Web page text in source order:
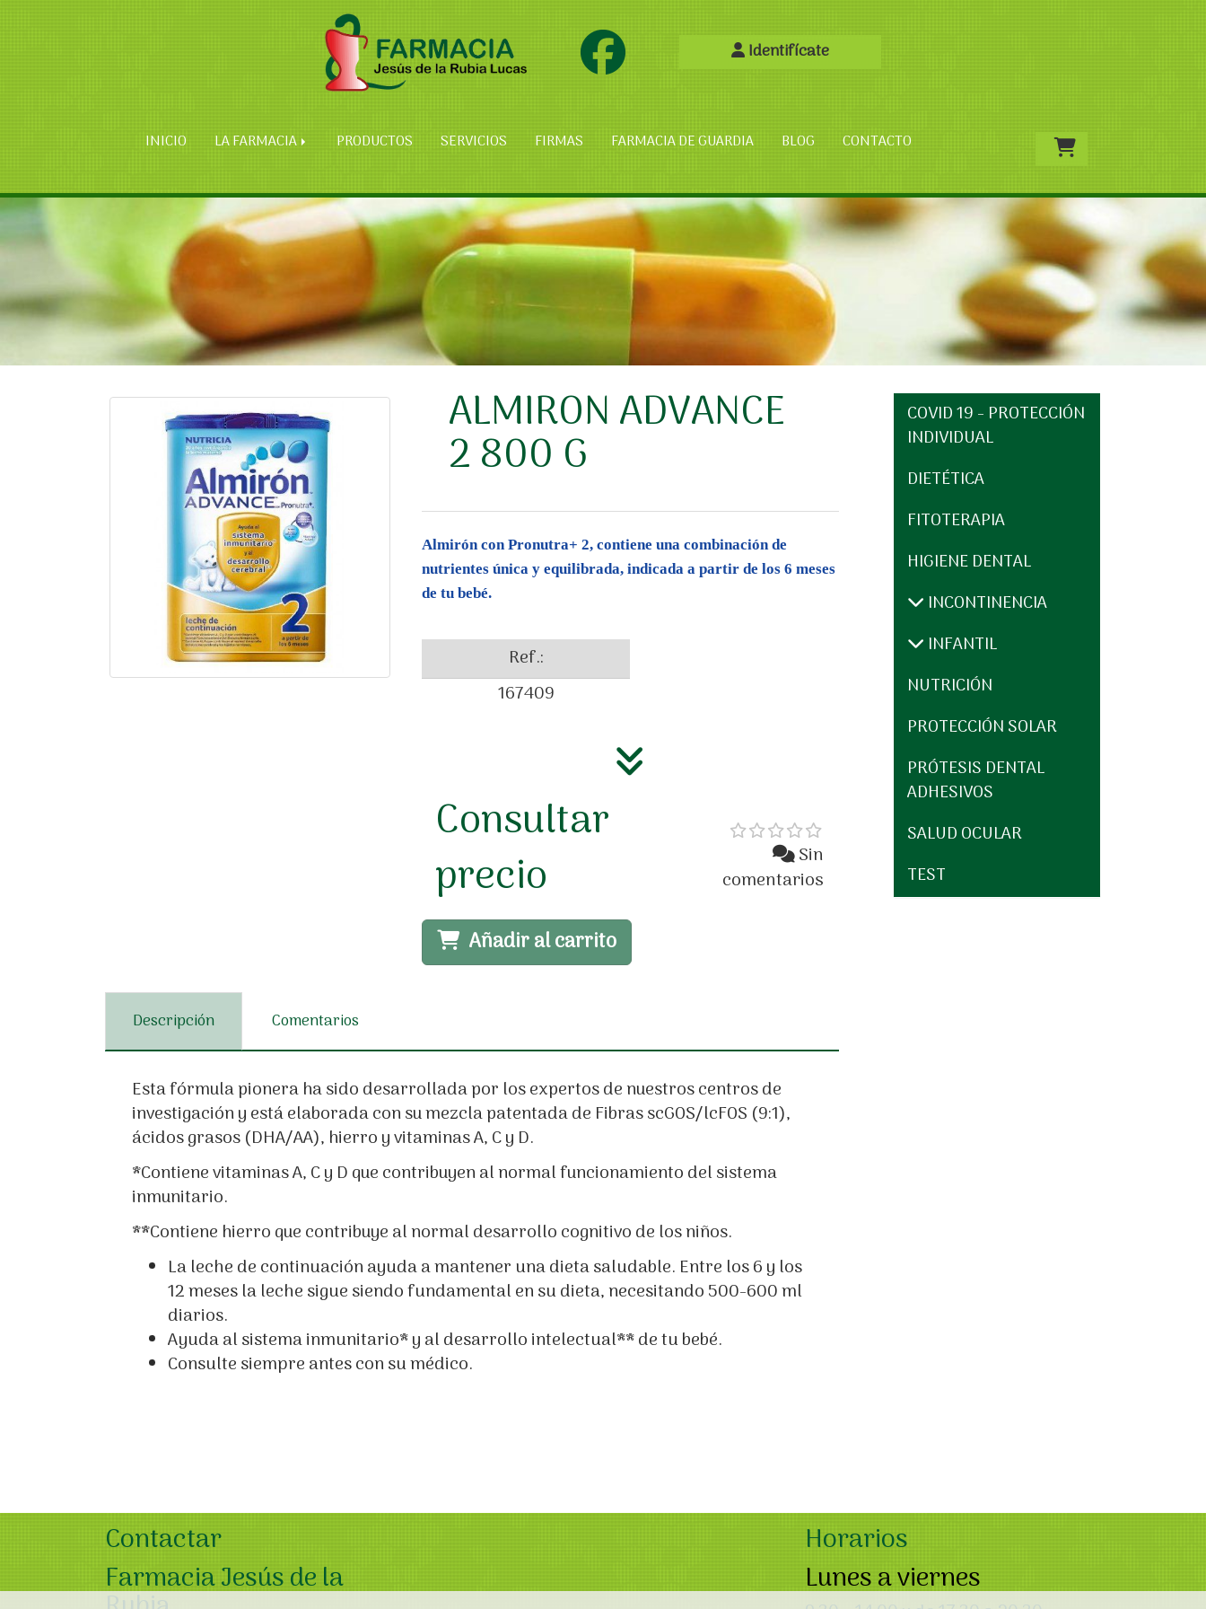
Identifícate
INICIO LA FARMACIA PRODUCTOS SERVICIOS FIRMAS FARMACIA DE GUARDIA BLOG CONTACTO
ALMIRON ADVANCE
2 800 G
Almirón con Pronutra+ 2, contiene una combinación de
nutrientes única y equilibrada, indicada a partir de los 6 meses
de tu bebé.
Ref.:
167409
Consultar
precio
Sin
comentarios
Añadir al carrito
Descripción Comentarios
Esta fórmula pionera ha sido desarrollada por los expertos de nuestros centros de
investigación y está elaborada con su mezcla patentada de Fibras scGOS/lcFOS (9:1),
ácidos grasos (DHA/AA), hierro y vitaminas A, C y D.
*Contiene vitaminas A, C y D que contribuyen al normal funcionamiento del sistema
inmunitario.
**Contiene hierro que contribuye al normal desarrollo cognitivo de los niños.
La leche de continuación ayuda a mantener una dieta saludable. Entre los 6 y los
12 meses la leche sigue siendo fundamental en su dieta, necesitando 500-600 ml
diarios.
Ayuda al sistema inmunitario* y al desarrollo intelectual** de tu bebé.
Consulte siempre antes con su médico.
COVID 19 - PROTECCIÓN
INDIVIDUAL
DIETÉTICA
FITOTERAPIA
HIGIENE DENTAL
INCONTINENCIA
INFANTIL
NUTRICIÓN
PROTECCIÓN SOLAR
PRÓTESIS DENTAL
ADHESIVOS
SALUD OCULAR
TEST
Contactar
Farmacia Jesús de la
Horarios
Lunes a viernes